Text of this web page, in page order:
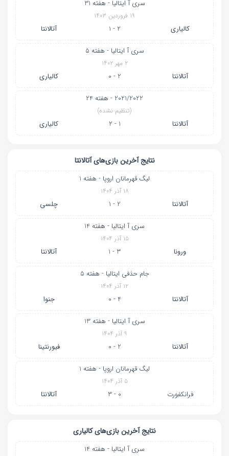
سری آ ایتالیا - هفته 31
۱۹ فروردین ۱۴۰۳
کالیاری 2 - 1 آتالانتا
سری آ ایتالیا - هفته 5
۲ مهر ۱۴۰۲
آتالانتا 2 - 0 کالیاری
2021/2022 - هفته 24
(تنظیم نشده)
آتالانتا 1 - 2 کالیاری
نتایج آخرین بازی‌های آتالانتا
لیگ قهرمانان اروپا - هفته 1
۱۸ آذر ۱۴۰۴
آتالانتا 2 - 1 چلسی
سری آ ایتالیا - هفته 14
۱۵ آذر ۱۴۰۴
ورونا 3 - 1 آتالانتا
جام حذفی ایتالیا - هفته 5
۱۲ آذر ۱۴۰۴
آتالانتا 4 - 0 جنوا
سری آ ایتالیا - هفته 13
۹ آذر ۱۴۰۴
آتالانتا 2 - 0 فیورنتینا
لیگ قهرمانان اروپا - هفته 1
۵ آذر ۱۴۰۴
فرانکفورت 0 - 3 آتالانتا
نتایج آخرین بازی‌های کالیاری
سری آ ایتالیا - هفته 14